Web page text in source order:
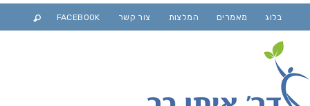
בלוג מאמרים המלצות צור קשר FACEBOOK